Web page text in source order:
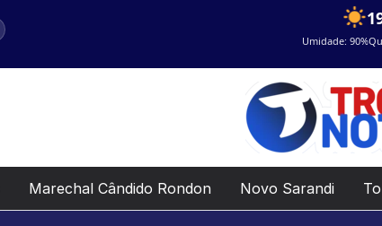
Umidade: 90%
Marechal Cândido Rondon Novo Sarandi